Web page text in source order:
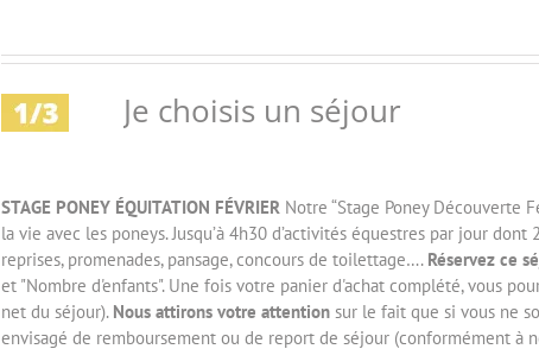
Je choisis un séjour
STAGE PONEY ÉQUITATION FÉVRIERNotre “Stage Poney Découverte
la vie avec les poneys. Jusqu’à 4h30 d’activités équestres par jour
reprises, promenades, pansage, concours de toilettage…. Réservez ce
et "Nombre d'enfants". Une fois votre panier d'achat complété, vous
net du séjour). Nous attirons votre attentionsur le fait que si vous ne
envisagé de remboursement ou de report de séjour (conformément à